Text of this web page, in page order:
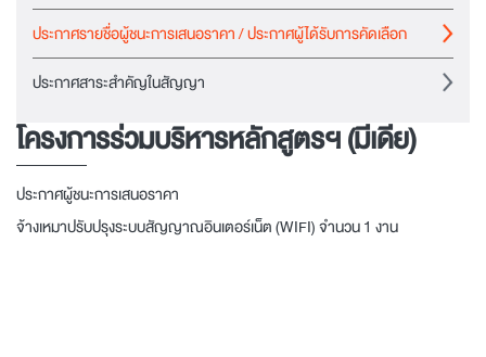
ประกาศรายชื่อผู้ชนะการเสนอราคา / ประกาศผู้ได้รับการคัดเลือก
ประกาศสาระสำคัญในสัญญา
โครงการร่วมบริหารหลักสูตรฯ (มีเดีย)
ประกาศผู้ชนะการเสนอราคา
จ้างเหมาปรับปรุงระบบสัญญาณอินเตอร์เน็ต (WIFI) จำนวน 1 งาน